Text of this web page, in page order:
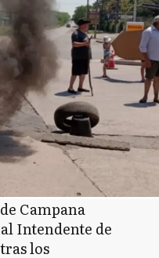
Campana
Intendente de
los